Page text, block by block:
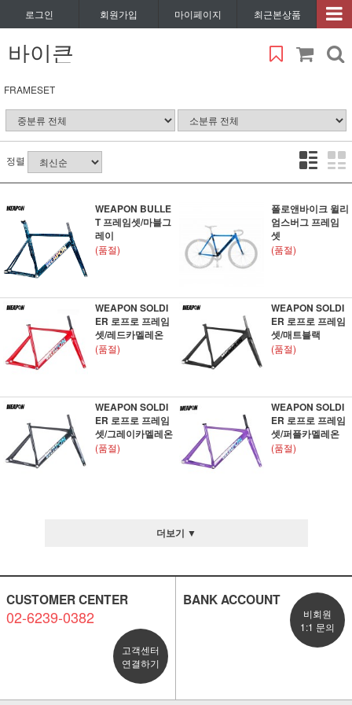
로그인 회원가입 마이페이지 최근본상품
바이큰
FRAMESET
정렬
WEAPON BULLE
T 프레임셋/마블그
레이
(품절)
폴로앤바이크 윌리
엄스버그 프레임
셋
(품절)
WEAPON SOLDI
ER 로프로 프레임
셋/레드카멜레온
(품절)
WEAPON SOLDI
ER 로프로 프레임
셋/매트블랙
(품절)
WEAPON SOLDI
ER 로프로 프레임
셋/그레이카멜레온
(품절)
WEAPON SOLDI
ER 로프로 프레임
셋/퍼플카멜레온
(품절)
더보기 ▼
CUSTOMER CENTER
02-6239-0382
고객센터
연결하기
BANK ACCOUNT
비회원
1:1 문의